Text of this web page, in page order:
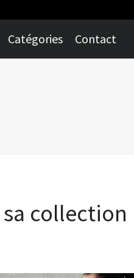
Catégories Contact
collection